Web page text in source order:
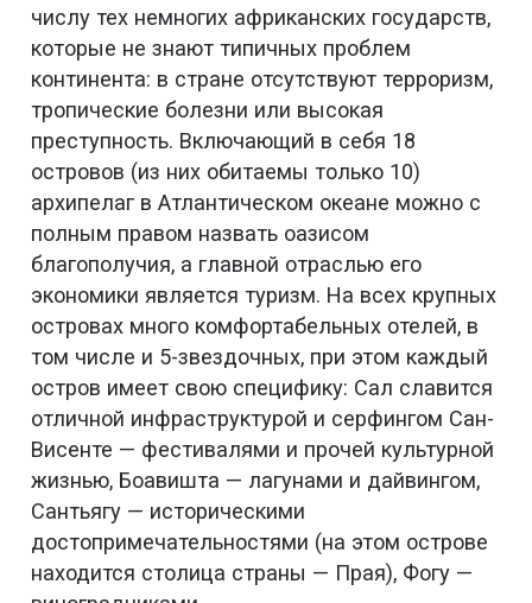
числу тех немногих африканских государств,
которые не знают типичных проблем
континента: в стране отсутствуют терроризм,
тропические болезни или высокая
преступность. Включающий в себя 18
островов (из них обитаемы только 10)
архипелаг в Атлантическом океане можно с
полным правом назвать оазисом
благополучия, а главной отраслью его
экономики является туризм. На всех крупных
островах много комфортабельных отелей, в
том числе и 5-звездочных, при этом каждый
остров имеет свою специфику: Сал славится
отличной инфраструктурой и серфингом Сан-
Висенте — фестивалями и прочей культурной
жизнью, Боавишта — лагунами и дайвингом,
Сантьягу — историческими
достопримечательностями (на этом острове
находится столица страны — Прая), Фогу —